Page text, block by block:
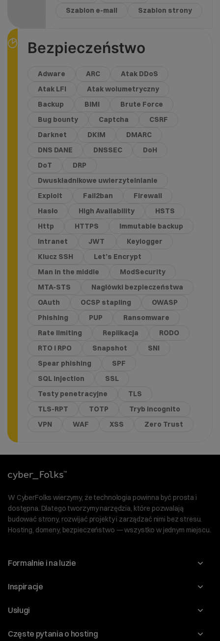
Szablon e-mail
Szablon strony
Bezpieczeństwo
Adware ARC
Atak DDoS
Atak LFI
Atak wolumetryczny
Backup
BIMI
Brute Force
Bug bounty
Captcha
CSRF
Darknet
DKIM
DMARC
DNS DANE
DNSSEC
DoH
DoT
DRP
Dwuskładnikowe uwierzytelnianie
Exploit
Fail2ban
Firewall
Hasło
High Availability
HSTS
Http
HTTPS
Immutable backup
Intranet
JWT
Keylogger
Klucz SSH
Let’s Encrypt
Man in the middle
ModSecurity
MTA-STS
Nagłówki bezpieczeństwa
OAuth
OCSP stapling
OWASP
Phishing
PUP
Ransomware
Rate limiting
Replikacja
RODO
RTO i RPO
Snapshot
SNI
Spear phishing
SPF
SQL Injection
SSL
Testy penetracyjne
TLS
TLS-RPT
TOTP
Tryb incognito
VPN
WAF XSS Zero Trust
W CyberFolks wierzymy, że technologia powinna być prosta i
dostępna. Dlatego tworzymy narzędzia, które pozwalają
budować strony, rozwijać projekty i zarządzać nimi bez stresu.
Hosting, domeny, bezpieczeństwo — wszystko w jednym miejscu.
Formalnie i na luzie
O nas
Program Korzyści dla Inwestorów
Regulaminy i specyfikacje
Inspiracje
Blog
Usługi
Domeny
Częste pytania o hosting